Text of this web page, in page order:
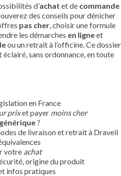
d’achat et de commande
des conseils pour dénicher
pas cher, choisir une formule
les démarches en ligneet
ou un retrait à l’officine. Ce dossier
sans ordonnance, en toute
en France
prixet payer moins cher
générique?
de livraison et retrait à Draveil
votre achat
origine du produit
infos pratiques